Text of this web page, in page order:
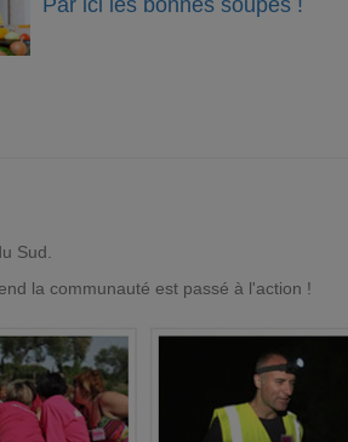
Par ici les bonnes soupes !
Sud.
la communauté est passé à l'action !